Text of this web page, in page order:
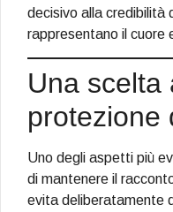
decisivo alla credibilità
rappresentano il cuore
Una scelta
protezione
Uno degli aspetti più
di mantenere il
evita deliberatamente